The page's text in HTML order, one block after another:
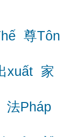
尊Tôn
xuất 家
法Pháp